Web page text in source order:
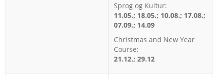
Sprog og Kultur:
11.05.; 18.05.; 10.08.; 17.08.;
07.09.; 14.09
Christmas and New Year
Course:
21.12.; 29.12